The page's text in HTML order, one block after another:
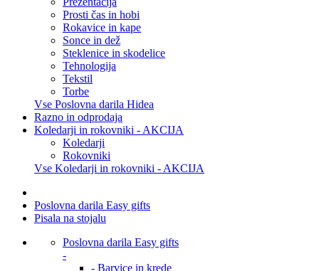
Prosti čas in hobi
Rokavice in kape
Sonce in dež
Steklenice in skodelice
Tehnologija
Tekstil
Torbe
Vse Poslovna darila Hidea
Razno in odprodaja
Koledarji in rokovniki - AKCIJA
Koledarji
Rokovniki
Vse Koledarji in rokovniki - AKCIJA
Poslovna darila Easy gifts
Pisala na stojalu
Poslovna darila Easy gifts
-
- Barvice in krede